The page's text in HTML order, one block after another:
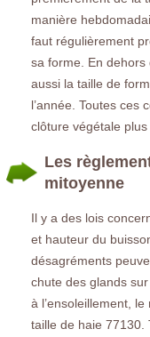
manière
faut régulièrement
sa forme. En dehors
aussi la taille de
l’année. Toutes ces
clôture végétale plus
Les
mitoyenne
Il y a des lois
et hauteur du
désagréments
chute des glands
à l’ensoleillement,
taille de haie 77130.